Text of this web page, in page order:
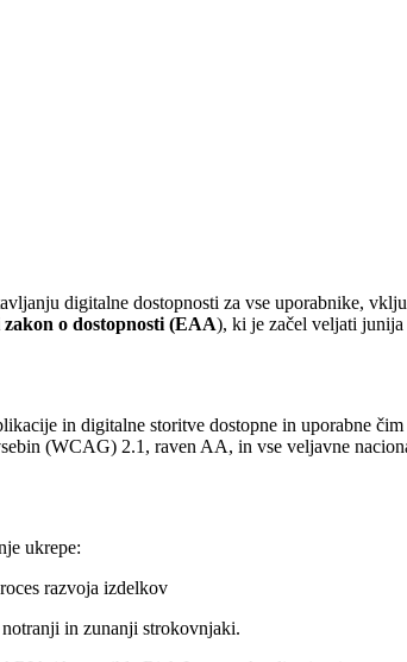
digitalne dostopnosti za vse uporabnike,
o dostopnosti (EAA), ki je začel veljati junija
in digitalne storitve dostopne in
(WCAG) 2.1, raven AA, in vse veljavne
ukrepe:
razvoja izdelkov
in zunanji strokovnjaki.